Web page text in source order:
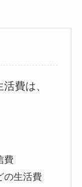
費は、
費
の生活費